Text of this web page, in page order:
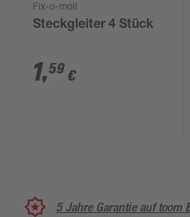
Fix-o-moll
Steckgleiter 4 Stück
1,59 €
5 Jahre Garantie auf toom